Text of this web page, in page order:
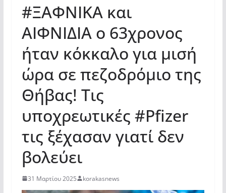
#ΞΑΦΝΙΚΑ και
ΑΙΦΝΙΔΙΑ ο 63χρονος
ήταν κόκκαλο για μισή
ώρα σε πεζοδρόμιο της
Θήβας! Τις
υποχρεωτικές #Pfizer
τις ξέχασαν γιατί δεν
βολεύει
31 Μαρτίου 2025 korakasnews